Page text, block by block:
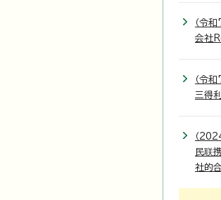
（令
会社
（令
三得
（
民联
社的